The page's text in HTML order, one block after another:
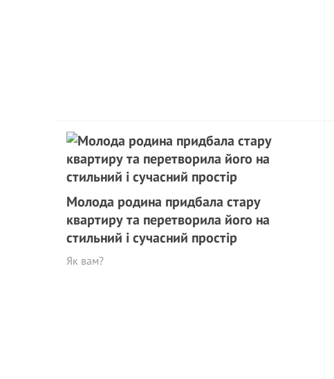
Молода родина придбала стару
квартиру та перетворила його на
стильний і сучасний простір
Як вам?